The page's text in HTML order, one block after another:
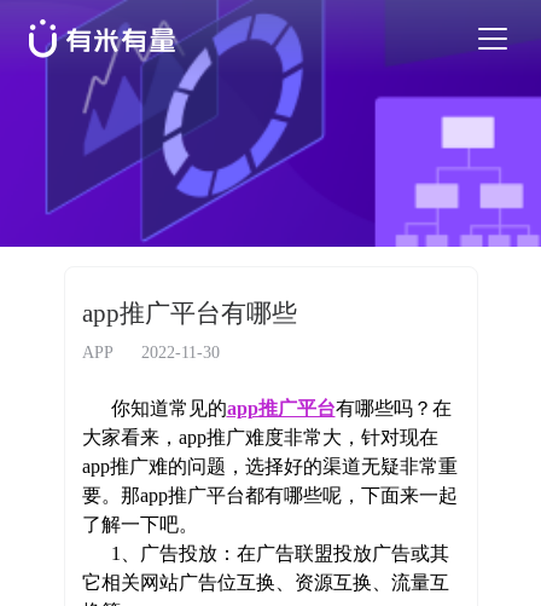
苹果应用商店优化
安卓应用商店优化
行业干货
EN
app推广平台有哪些
APP 2022-11-30
你知道常见的app推广平台有哪些吗？在
大家看来，app推广难度非常大，针对现在
app推广难的问题，选择好的渠道无疑非常重
要。那app推广平台都有哪些呢，下面来一起
了解一下吧。
1、广告投放：在广告联盟投放广告或其
它相关网站广告位互换、资源互换、流量互